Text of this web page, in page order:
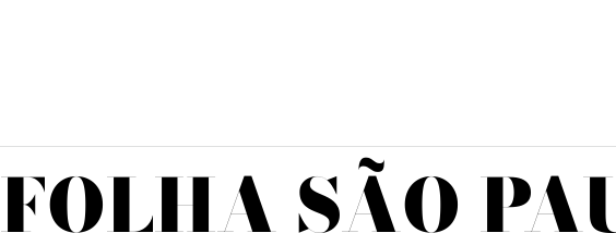
FOLHA SÃO